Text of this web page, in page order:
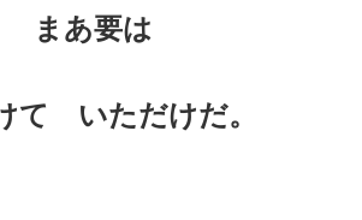
まあ要は
て いただけだ。